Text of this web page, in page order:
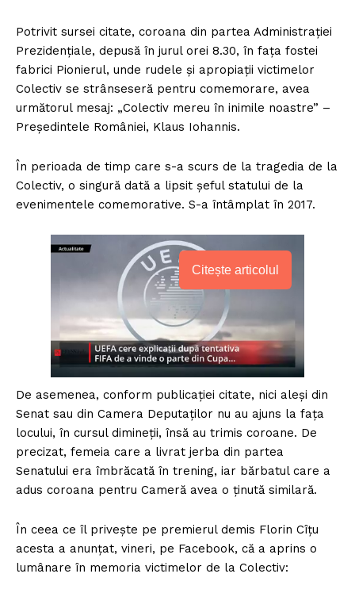
Potrivit sursei citate, coroana din partea Administraţiei
Prezidenţiale, depusă în jurul orei 8.30, în faţa fostei
fabrici Pionierul, unde rudele şi apropiaţii victimelor
Colectiv se strânseseră pentru comemorare, avea
următorul mesaj: „Colectiv mereu în inimile noastre” –
Preşedintele României, Klaus Iohannis.
În perioada de timp care s-a scurs de la tragedia de la
Colectiv, o singură dată a lipsit şeful statului de la
evenimentele comemorative. S-a întâmplat în 2017.
Citește articolul
De asemenea, conform publicaţiei citate, nici aleşi din
Senat sau din Camera Deputaţilor nu au ajuns la faţa
locului, în cursul dimineţii, însă au trimis coroane. De
precizat, femeia care a livrat jerba din partea
Senatului era îmbrăcată în trening, iar bărbatul care a
adus coroana pentru Cameră avea o ţinută similară.
În ceea ce îl priveşte pe premierul demis Florin Cîţu
acesta a anunţat, vineri, pe Facebook, că a aprins o
lumânare în memoria victimelor de la Colectiv: